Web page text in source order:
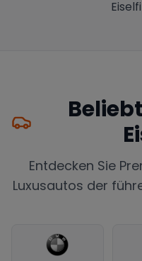
Entdecken Sie
Luxusautos der